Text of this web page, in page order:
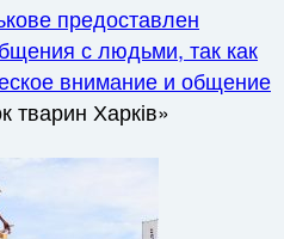
предоставлен
с людьми, так как
внимание и общение
тварин Харків»